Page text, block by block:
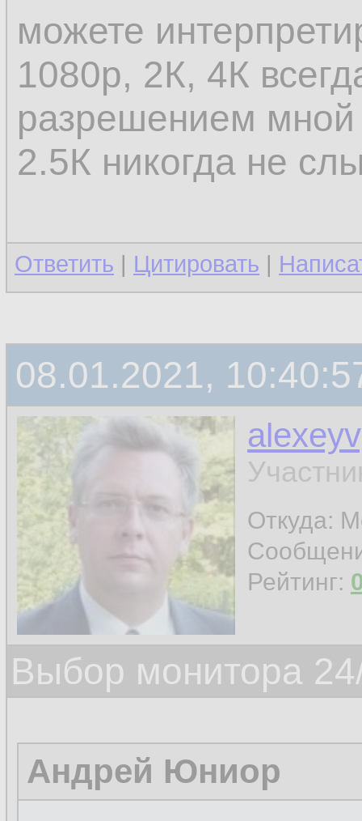
можете
1080p, 2К, 4К
разрешением мной
2.5К никогда не
Ответить | Цитировать |
08.01.2021,
Откуда:
Рейтинг:
Выбор монитора
Андрей Юниор